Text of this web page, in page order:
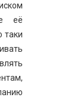
её
таки